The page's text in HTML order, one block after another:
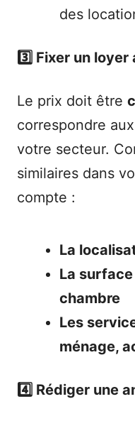
des
3️⃣ Fixer un
Le prix doit être
correspondre
votre secteur.
similaires dans
compte :
La
La
chambre
Les
ménage,
4️⃣ Rédiger une